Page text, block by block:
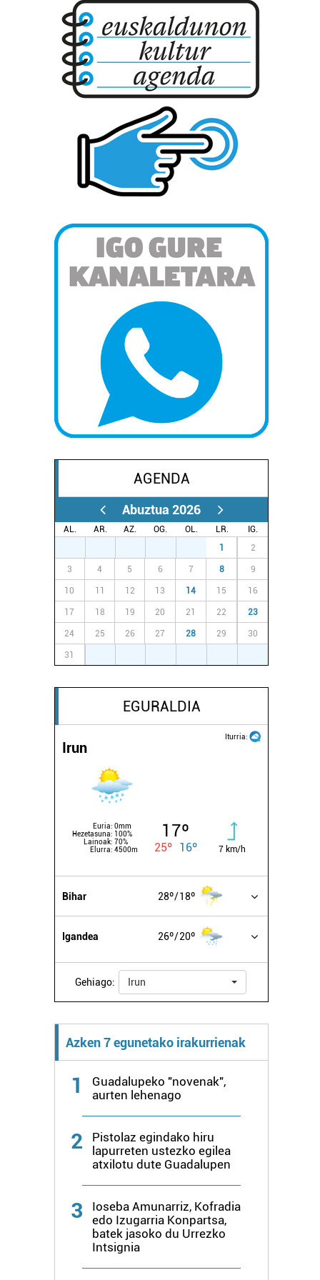
AGENDA
Abuztua 2026
AL. AR. AZ. OG. OL. LR.
IG.
1 2
3 4 5 6 7 8 9
10 11 12 13 14 15 16
17 18 19 20 21 22 23
24 25 26 27 28 29 30
31
EGURALDIA
Iturria:
Irun
Euria: 0mm
Hezetasuna: 100%
Lainoak: 70%
Elurra: 4500m
17º
25º 16º 7 km/h
Bihar 28º 18º
Igandea 26º 20º
Gehiago: Irun
Azken 7 egunetako irakurrienak
1
Guadalupeko "novenak",
aurten lehenago
2
Pistolaz egindako hiru
lapurreten ustezko egilea
atxilotu dute Guadalupen
3
Ioseba Amunarriz, Kofradia
edo Izugarria Konpartsa,
batek jasoko du Urrezko
Intsignia